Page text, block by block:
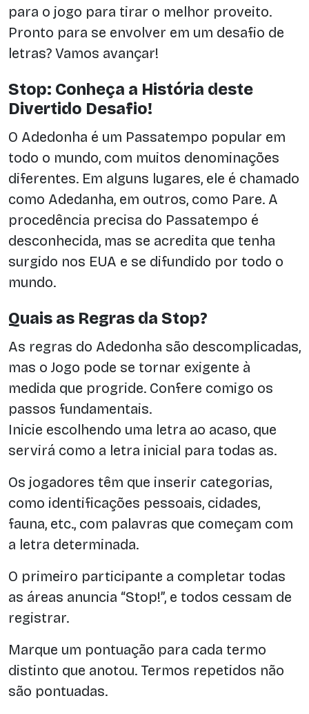
para o jogo para tirar o melhor proveito.
Pronto para se envolver em um desafio de
letras? Vamos avançar!
Stop: Conheça a História deste
Divertido Desafio!
O Adedonha é um Passatempo popular em
todo o mundo, com muitos denominações
diferentes. Em alguns lugares, ele é chamado
como Adedanha, em outros, como Pare. A
procedência precisa do Passatempo é
desconhecida, mas se acredita que tenha
surgido nos EUA e se difundido por todo o
mundo.
Quais as Regras da Stop?
As regras do Adedonha são descomplicadas,
mas o Jogo pode se tornar exigente à
medida que progride. Confere comigo os
passos fundamentais.
Inicie escolhendo uma letra ao acaso, que
servirá como a letra inicial para todas as.
Os jogadores têm que inserir categorias,
como identificações pessoais, cidades,
fauna, etc., com palavras que começam com
a letra determinada.
O primeiro participante a completar todas
as áreas anuncia “Stop!”, e todos cessam de
registrar.
Marque um pontuação para cada termo
distinto que anotou. Termos repetidos não
são pontuadas.